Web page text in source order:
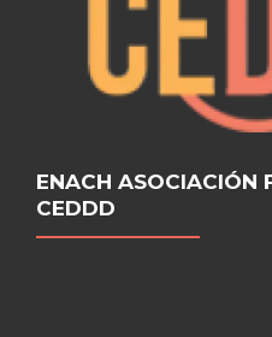
ENACH ASOCIACIÓN
CEDDD